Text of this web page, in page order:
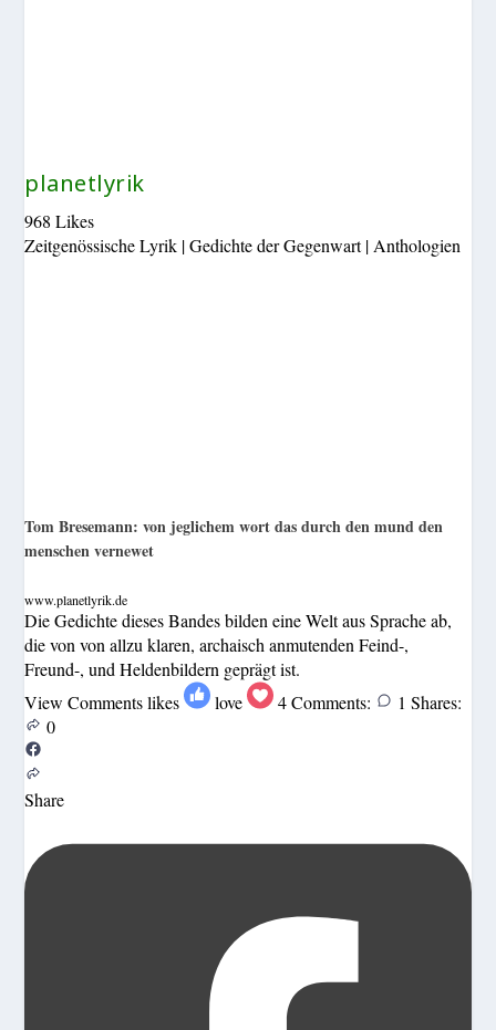
planetlyrik
968 Likes
Zeitgenössische Lyrik | Gedichte der Gegenwart | Anthologien
Tom Bresemann: von jeglichem wort das durch den mund den
menschen vernewet
www.planetlyrik.de
Die Gedichte dieses Bandes bilden eine Welt aus Sprache ab,
die von von allzu klaren, archaisch anmutenden Feind-,
Freund-, und Heldenbildern geprägt ist.
View Comments likes love 4 Comments: 1 Shares:
0
Share